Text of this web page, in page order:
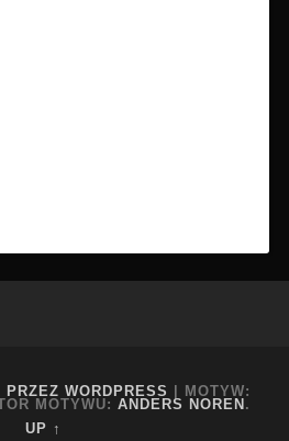
WORDPRESS | MOTYW:
MOTYWU: ANDERS NOREN.
UP ↑